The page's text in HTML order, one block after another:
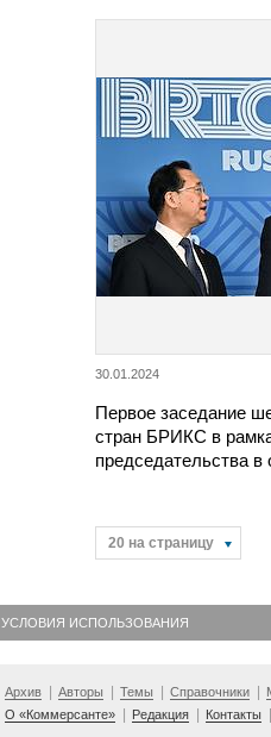
30.01.2024
Первое заседание
стран БРИКС в
председательства
20 на страницу
УСЛОВИЯ ИСПОЛЬЗОВАНИЯ
Архив Авторы Темы Справочники
О «Коммерсанте»
Редакция Контакты